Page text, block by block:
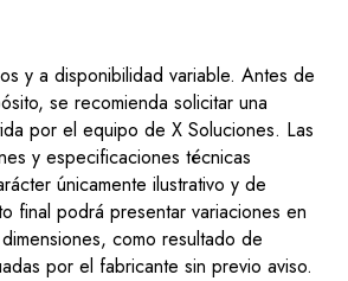
y a disponibilidad variable. Antes de
se recomienda solicitar una
por el equipo de X Soluciones. Las
y especificaciones técnicas
únicamente ilustrativo y de
final podrá presentar variaciones en
como resultado de
por el fabricante sin previo aviso.